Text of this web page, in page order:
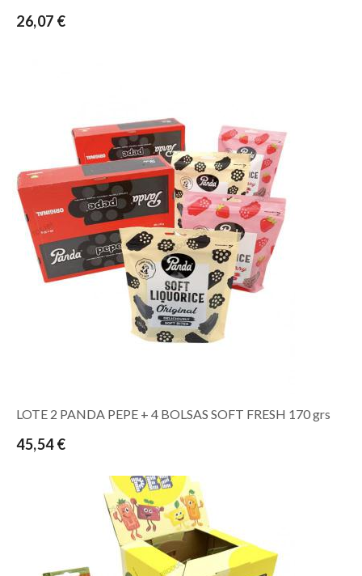
26,07 €
LOTE 2 PANDA PEPE + 4 BOLSAS SOFT FRESH 170 grs
45,54 €